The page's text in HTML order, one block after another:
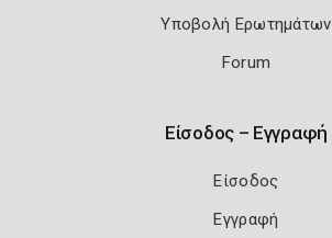
Υποβολή Ερωτημάτων
Forum
Είσοδος – Εγγραφή
Είσοδος
Εγγραφή